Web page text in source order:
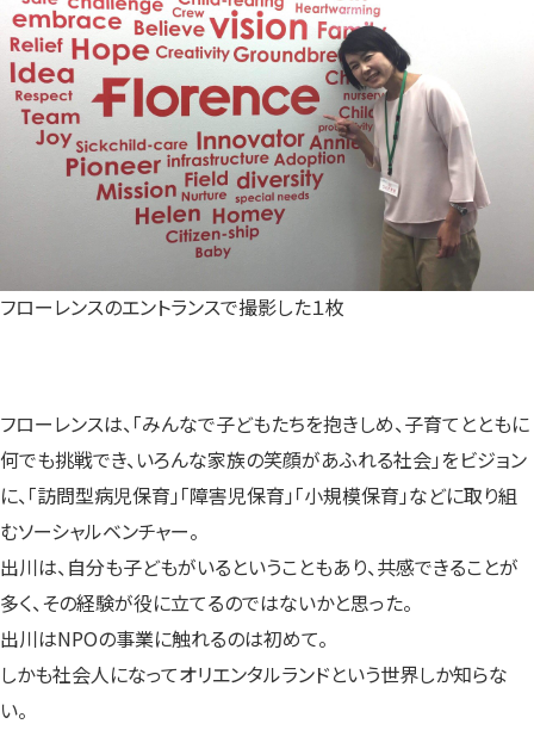
フローレンスのエントランスで撮影した１枚
フローレンスは、「みんなで子どもたちを抱きしめ、子育てとともに
何でも挑戦でき、いろんな家族の笑顔があふれる社会」をビジョン
に、「訪問型病児保育」「障害児保育」「小規模保育」などに取り組
むソーシャルベンチャー。
出川は、自分も子どもがいるということもあり、共感できることが
多く、その経験が役に立てるのではないかと思った。
出川はNPOの事業に触れるのは初めて。
しかも社会人になってオリエンタルランドという世界しか知らな
い。